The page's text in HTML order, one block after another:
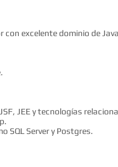
excelente dominio de
JEE y tecnologías
SQL Server y Postgres.